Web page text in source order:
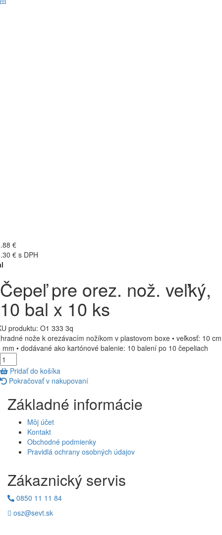
€
€ s DPH
Čepeľ pre orez. nož. veľký,
10 bal x 10 ks
produktu: O1 333 3q
nože k orezávacím nožíkom v plastovom boxe • veľkosť: 10
mm • dodávané ako kartónové balenie: 10 balení po 10 čepeliach
Pridať do košíka
Pokračovať v nakupovaní
Základné informácie
Môj účet
Kontakt
Obchodné podmienky
Pravidlá ochrany osobných údajov
Zákaznický servis
0850 11 11 84
osz@sevt.sk